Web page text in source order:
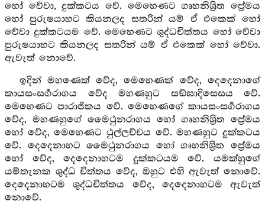
හෝ වේවා, දුක්කටය වේ. මෙහෙණට ගෘහනිශ්‍රිත ප්‍රේමය
හෝ පුරුෂයාහට කියනලද සතරින් යම් ඒ එකෙක් හෝ
වේවා දුක්කටයම වේ. මෙහෙණට ශුද්ධචිත්තය හෝ වේවා
පුරුෂයාහට කියනලද සතරින් යම් ඒ එකෙක් හෝ වේවා.
ඇවැත් නොවේ.
ඉදින් මහණෙක් වේද, මෙහෙණක් වේද, දෙදෙනාගේ
කායසංසර්‍ගරාගය වේද මහණහුට සඞ්ඝාදිසෙසය වේ.
මෙහෙණට පාරාජිකය වේ. මෙහෙණගේ කායසංසර්‍ගරාගය
වේද, මහණහුගේ මෛථුනරාගය හෝ ගෘහනිශ්‍රිත ප්‍රේමය
හෝ වේද, මෙහෙණට ථුල්ලච්චය වේ. මහණහුට දුක්කටය
වේ. දෙදෙනාහට මෛථුනරාගය හෝ ගෘහනිශ්‍රිත ප්‍රේමය
හෝ වේද, දෙදෙනාහටම දුක්කටයම වේ. යමක්හුගේ
යම්තැනක ශුද්ධ චිත්තය වේද, ඔහුට එහි ඇවැත් නොවේ.
දෙදෙනාහටම ශුද්ධචිත්තය වේද, දෙදෙනාහටම ඇවැත්
නොවේ.